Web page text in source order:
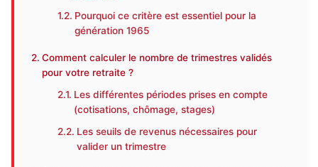
Pourquoi ce critère est essentiel pour la
génération 1965
Comment calculer le nombre de trimestres validés
pour votre retraite ?
Les différentes périodes prises en compte
(cotisations, chômage, stages)
Les seuils de revenus nécessaires pour
valider un trimestre